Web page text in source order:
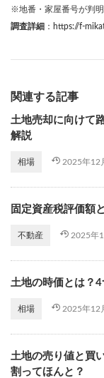
※地番・家屋番号が判
調査詳細 ： https://f-
関連する記事
土地売却に向けて
解説
相場 2025年12
固定資産税評価額
不動産 2025年
土地の時価とは？
相場 2025年12
土地の売り値と買
割ってほんと？